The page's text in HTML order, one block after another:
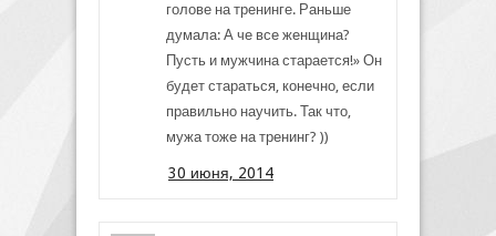
голове на тренинге. Раньше
думала: А че все женщина?
Пусть и мужчина старается!» Он
будет стараться, конечно, если
правильно научить. Так что,
мужа тоже на тренинг? ))
30 июня, 2014